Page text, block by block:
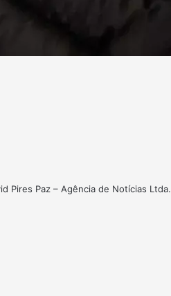
Pires Paz – Agência de Notícias Ltda.